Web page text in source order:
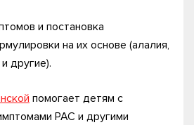
и постановка
на их основе (алалия,
другие).
помогает детям с
РАС и другими